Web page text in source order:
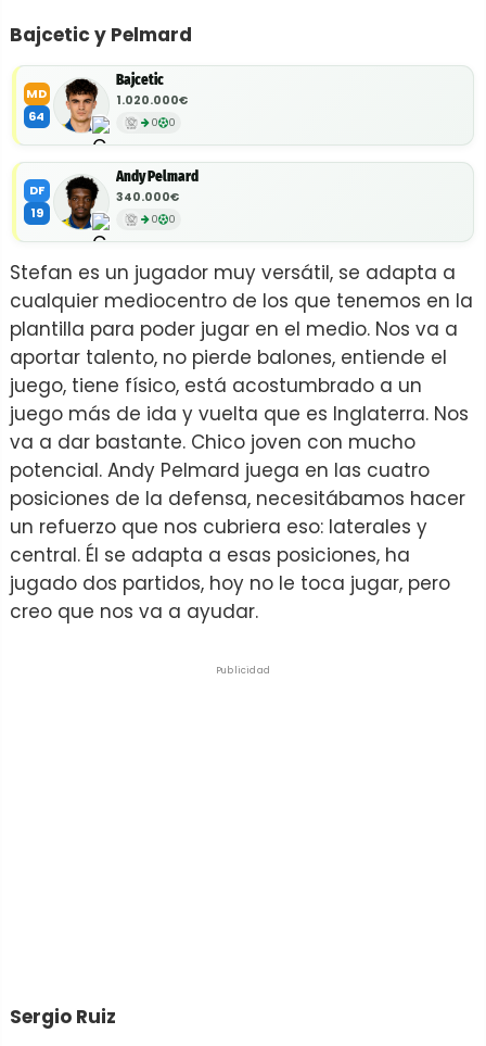
Bajcetic y Pelmard
MD
64
Bajcetic
1.020.000€
0 0
DF
19
Andy Pelmard
340.000€
0 0
Stefan es un jugador muy versátil, se adapta a
cualquier mediocentro de los que tenemos en la
plantilla para poder jugar en el medio. Nos va a
aportar talento, no pierde balones, entiende el
juego, tiene físico, está acostumbrado a un
juego más de ida y vuelta que es Inglaterra. Nos
va a dar bastante. Chico joven con mucho
potencial. Andy Pelmard juega en las cuatro
posiciones de la defensa, necesitábamos hacer
un refuerzo que nos cubriera eso: laterales y
central. Él se adapta a esas posiciones, ha
jugado dos partidos, hoy no le toca jugar, pero
creo que nos va a ayudar.
Publicidad
Sergio Ruiz